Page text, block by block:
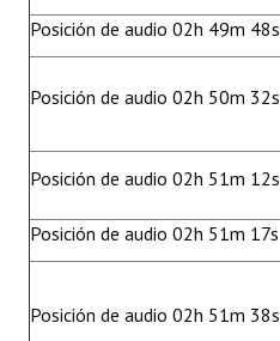
Posición de audio 02h 49m 48s
Posición de audio 02h 50m 32s
Posición de audio 02h 51m 12s
Posición de audio 02h 51m 17s
Posición de audio 02h 51m 38s